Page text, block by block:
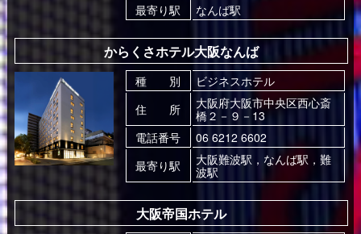
最寄り駅
なんば駅
からくさホテル大阪なんば
種 別
ビジネスホテル
住 所
大阪府大阪市中央区西心斎
橋２－９－13
電話番号
06 6212 6602
最寄り駅
大阪難波駅，なんば駅，難
波駅
大阪帝国ホテル